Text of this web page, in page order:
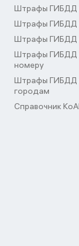
Штрафы ГИБДД
Штрафы ГИБДД
Штрафы ГИБДД
Штрафы ГИБДД
номеру
Штрафы ГИБДД
городам
Справочник